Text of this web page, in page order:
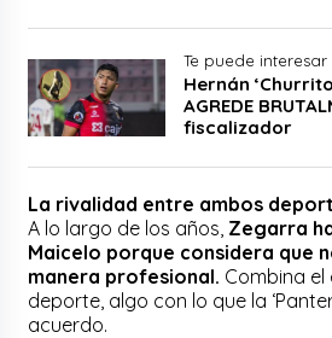
Te puede interesar
Hernán
AGREDE
fiscalizador
La rivalidad entre ambos
A lo largo de los años, Zegarra
Maicelo porque considera que
manera profesional. Combina
deporte, algo con lo que la
acuerdo.